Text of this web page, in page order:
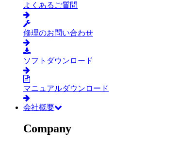
よくあるご質問
修理のお問い合わせ
ソフトダウンロード
マニュアルダウンロード
会社概要
Company